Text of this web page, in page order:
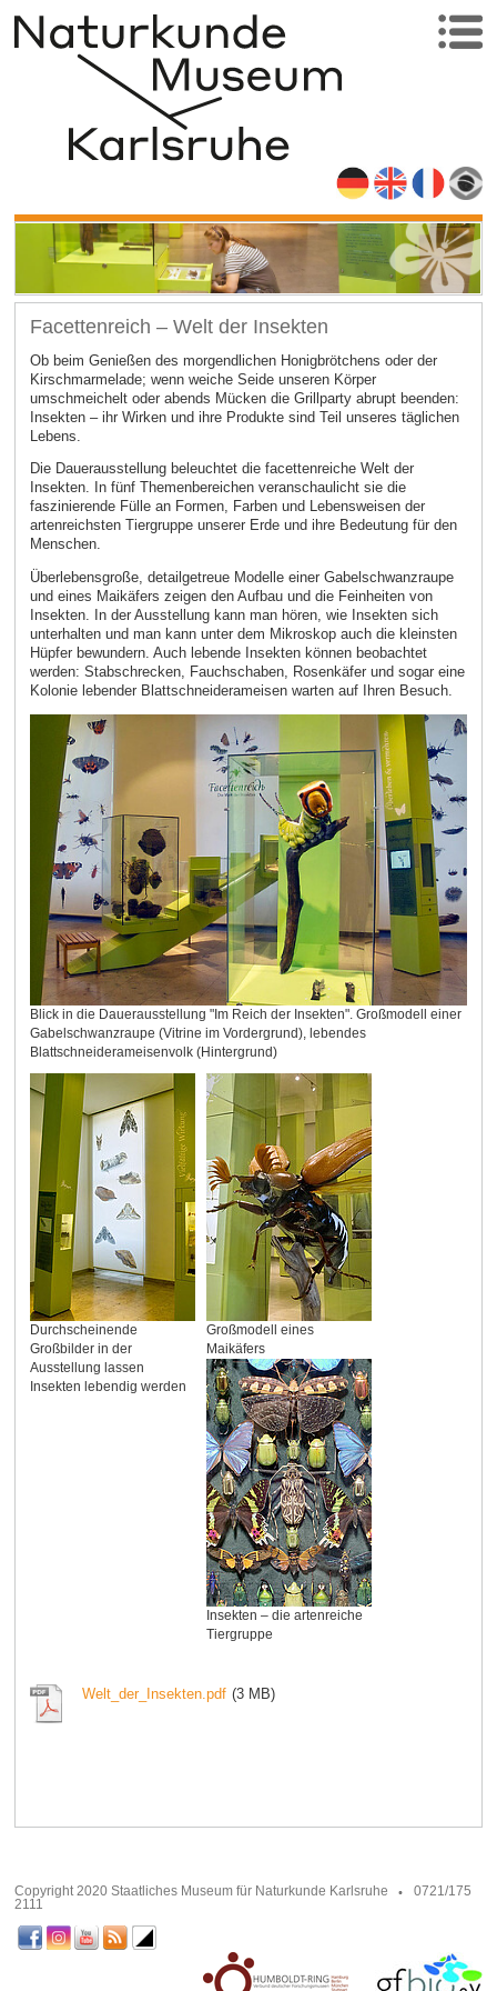
Facettenreich – Welt der Insekten
Ob beim Genießen des morgendlichen Honigbrötchens oder der
Kirschmarmelade; wenn weiche Seide unseren Körper
umschmeichelt oder abends Mücken die Grillparty abrupt beenden:
Insekten – ihr Wirken und ihre Produkte sind Teil unseres täglichen
Lebens.
Die Dauerausstellung beleuchtet die facettenreiche Welt der
Insekten. In fünf Themenbereichen veranschaulicht sie die
faszinierende Fülle an Formen, Farben und Lebensweisen der
artenreichsten Tiergruppe unserer Erde und ihre Bedeutung für den
Menschen.
Überlebensgroße, detailgetreue Modelle einer Gabelschwanzraupe
und eines Maikäfers zeigen den Aufbau und die Feinheiten von
Insekten. In der Ausstellung kann man hören, wie Insekten sich
unterhalten und man kann unter dem Mikroskop auch die kleinsten
Hüpfer bewundern. Auch lebende Insekten können beobachtet
werden: Stabschrecken, Fauchschaben, Rosenkäfer und sogar eine
Kolonie lebender Blattschneiderameisen warten auf Ihren Besuch.
Blick in die Dauerausstellung "Im Reich der Insekten". Großmodell einer
Gabelschwanzraupe (Vitrine im Vordergrund), lebendes
Blattschneiderameisenvolk (Hintergrund)
Durchscheinende
Großbilder in der
Ausstellung lassen
Insekten lebendig werden
Großmodell eines
Maikäfers
Insekten – die artenreiche
Tiergruppe
Welt_der_Insekten.pdf (3 MB)
Copyright 2020 Staatliches Museum für Naturkunde Karlsruhe
0721/175
2111